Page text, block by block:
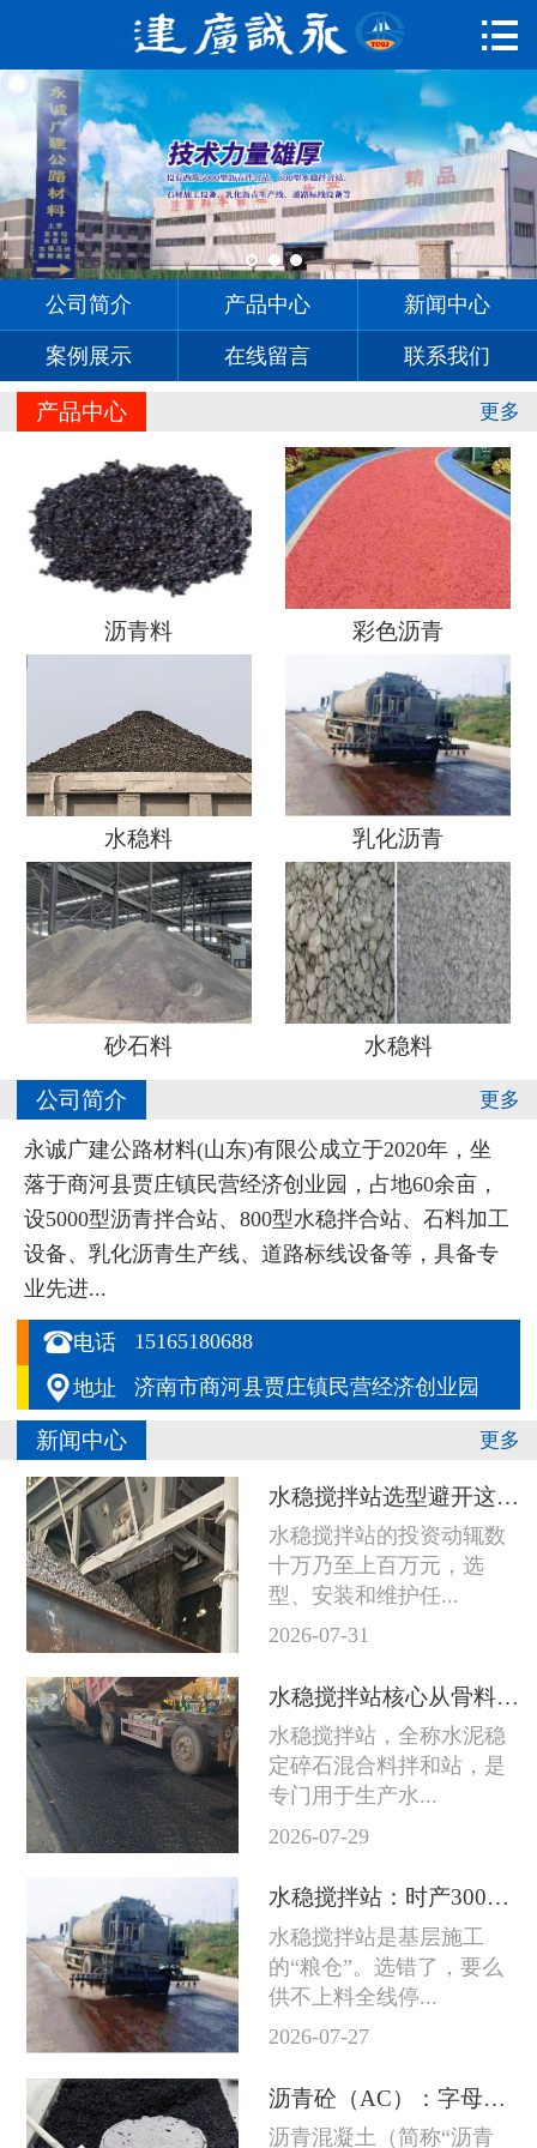
 首页
公司简介
产品中心
新闻中心
案例展示
在线留言

公司简介 产品中心 新闻中心
案例展示 在线留言 联系我们
更多
产品中心
沥青料 彩色沥青
水稳料 乳化沥青
砂石料 水稳料
更多
公司简介
永诚广建公路材料(山东)有限公成立于2020年，坐
落于商河县贾庄镇民营经济创业园，占地60余亩，
设5000型沥青拌合站、800型水稳拌合站、石料加工
设备、乳化沥青生产线、道路标线设备等，具备专
业先进...
电话 15165180688
地址 济南市商河县贾庄镇民营经济创业园
更多
新闻中心
水稳搅拌站选型避开这五个坑，设备多用五年
水稳搅拌站的投资动辄数
十万乃至上百万元，选
型、安装和维护任...
2026-07-31
水稳搅拌站核心从骨料到成品料的完整技术链条
水稳搅拌站，全称水泥稳
定碎石混合料拌和站，是
专门用于生产水...
2026-07-29
水稳搅拌站：时产300吨和800吨差的不只是产量
水稳搅拌站是基层施工
的“粮仓”。选错了，要么
供不上料全线停...
2026-07-27
沥青砼（AC）：字母后面的数字越大石头越粗
沥青混凝土（简称“沥青